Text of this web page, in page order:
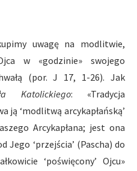
uwagę na modlitwie,
w «godzinie» swojego
(por. J 17, 1-26). Jak
Katolickiego: «Tradycja
ją ‘modlitwą arcykapłańską’
Arcykapłana; jest ona
Jego ‘przejścia’ (Pascha) do
‘poświęcony’ Ojcu»